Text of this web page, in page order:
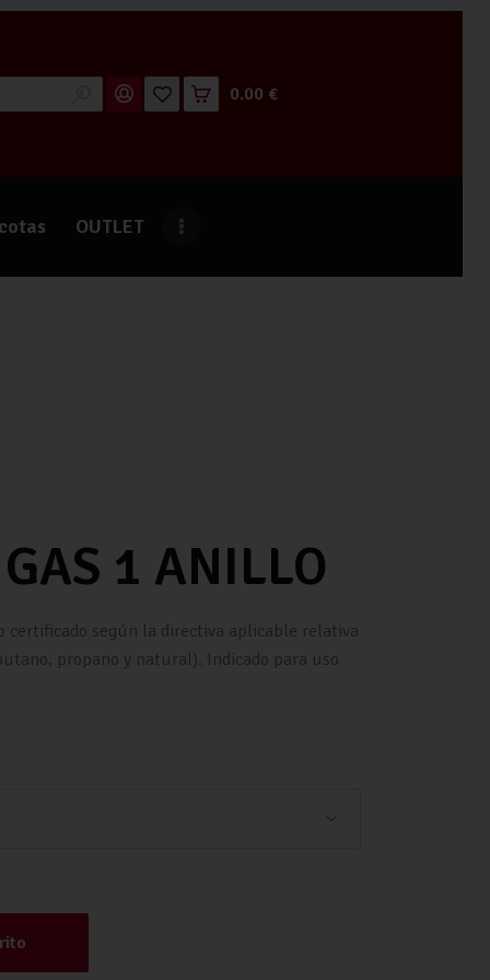
0.00 €
OUTLET
1 ANILLO
certificado según la directiva aplicable relativa
propano y natural). Indicado para uso